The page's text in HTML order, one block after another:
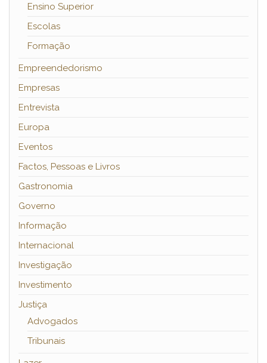
Ensino Superior
Escolas
Formação
Empreendedorismo
Empresas
Entrevista
Europa
Eventos
Factos, Pessoas e Livros
Gastronomia
Governo
Informação
Internacional
Investigação
Investimento
Justiça
Advogados
Tribunais